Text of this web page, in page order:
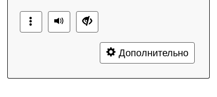
Дополнительно